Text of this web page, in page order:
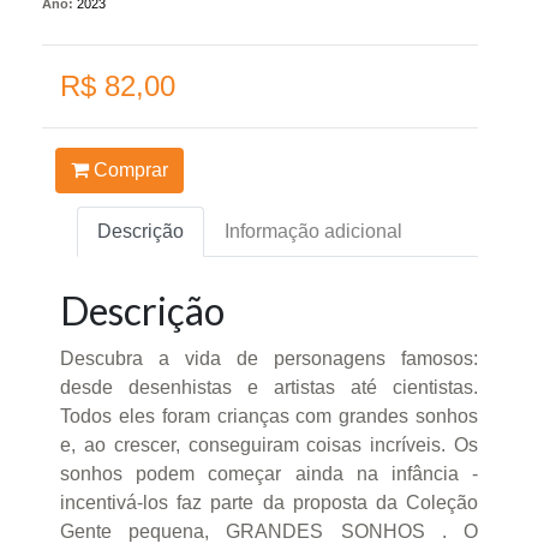
Ano: 2023
R$ 82,00
Comprar
Descrição Informação adicional
Descrição
Descubra a vida de personagens famosos:
desde desenhistas e artistas até cientistas.
Todos eles foram crianças com grandes sonhos
e, ao crescer, conseguiram coisas incríveis. Os
sonhos podem começar ainda na infância -
incentivá-los faz parte da proposta da Coleção
Gente pequena, GRANDES SONHOS . O